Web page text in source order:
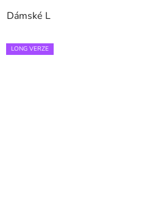
Dámské L
LONG VERZE